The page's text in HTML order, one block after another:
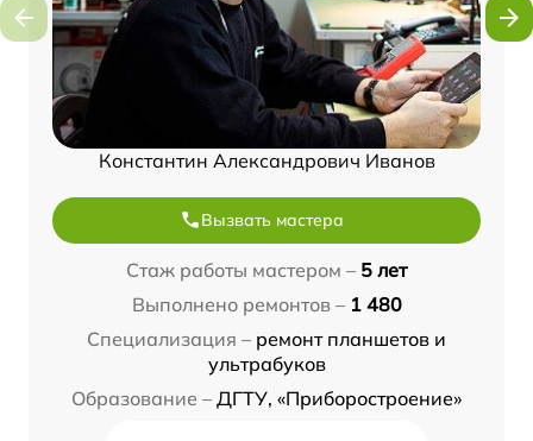
Константин Александрович Иванов
Вызвать мастера
Стаж работы мастером – 5 лет
Выполнено ремонтов – 1 480
Специализация – ремонт планшетов и
ультрабуков
Образование – ДГТУ, «Приборостроение»